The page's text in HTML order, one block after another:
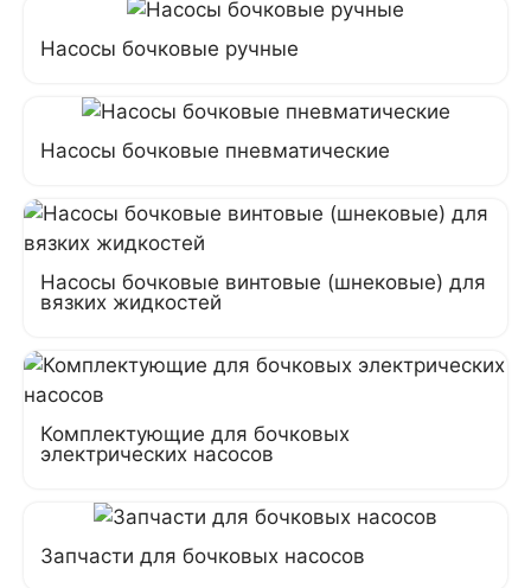
Насосы бочковые ручные
Насосы бочковые пневматические
Насосы бочковые винтовые (шнековые) для
вязких жидкостей
Комплектующие для бочковых
электрических насосов
Запчасти для бочковых насосов